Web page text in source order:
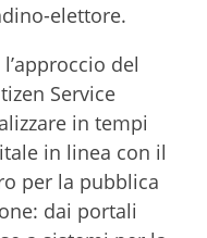
elettore.
del
Service
in tempi
in linea con il
per la pubblica
dai portali